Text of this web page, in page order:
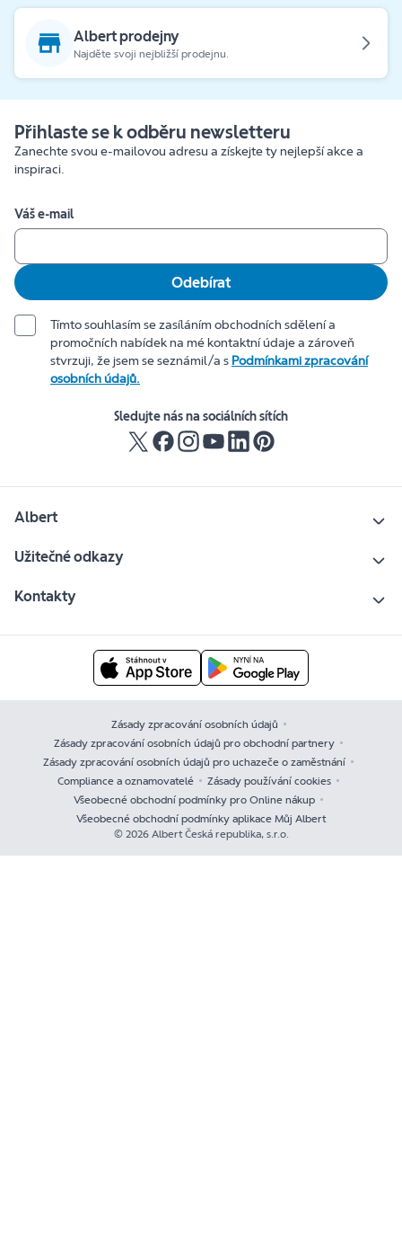
Albert prodejny
Najděte svoji nejbližší prodejnu.
Přihlaste se k odběru newsletteru
Zanechte svou e-mailovou adresu a získejte ty nejlepší akce a
inspiraci.
Váš e-mail
Odebírat
Tímto souhlasím se zasíláním obchodních sdělení a
promočních nabídek na mé kontaktní údaje a zároveň
stvrzuji, že jsem se seznámil/a s Podmínkami zpracování
osobních údajů.
Sledujte nás na sociálních sítích
Albert
Užitečné odkazy
Kontakty
Zásady zpracování osobních údajů
Zásady zpracování osobních údajů pro obchodní partnery
Zásady zpracování osobních údajů pro uchazeče o zaměstnání
Compliance a oznamovatelé
Zásady používání cookies
Všeobecné obchodní podmínky pro Online nákup
Všeobecné obchodní podmínky aplikace Můj Albert
© 2026 Albert Česká republika, s.r.o.